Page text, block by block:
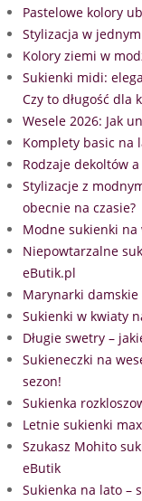
Pastelowe kolory
Stylizacja w
Kolory ziemi w
Sukienki midi:
Czy to długość dla
Wesele 2026: Jak
Komplety basic na
Rodzaje dekoltów
Stylizacje z
obecnie na czasie?
Modne sukienki na
Niepowtarzalne
eButik.pl
Marynarki
Sukienki w kwiaty
Długie swetry –
Sukieneczki na
sezon!
Sukienka
Letnie sukienki
Szukasz Mohito
eButik
Sukienka na lato –